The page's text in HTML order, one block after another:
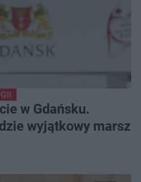
w Gdańsku.
wyjątkowy marsz